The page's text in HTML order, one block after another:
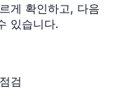
게 확인하고, 다음
있습니다.
검